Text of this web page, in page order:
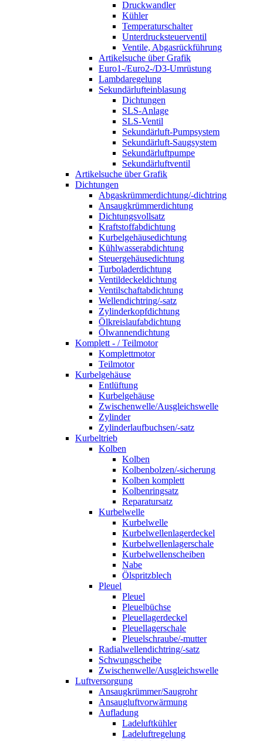
Druckwandler
Kühler
Temperaturschalter
Unterdrucksteuerventil
Ventile, Abgasrückführung
Artikelsuche über Grafik
Euro1-/Euro2-/D3-Umrüstung
Lambdaregelung
Sekundärlufteinblasung
Dichtungen
SLS-Anlage
SLS-Ventil
Sekundärluft-Pumpsystem
Sekundärluft-Saugsystem
Sekundärluftpumpe
Sekundärluftventil
Artikelsuche über Grafik
Dichtungen
Abgaskrümmerdichtung/-dichtring
Ansaugkrümmerdichtung
Dichtungsvollsatz
Kraftstoffabdichtung
Kurbelgehäusedichtung
Kühlwasserabdichtung
Steuergehäusedichtung
Turboladerdichtung
Ventildeckeldichtung
Ventilschaftabdichtung
Wellendichtring/-satz
Zylinderkopfdichtung
Ölkreislaufabdichtung
Ölwannendichtung
Komplett - / Teilmotor
Komplettmotor
Teilmotor
Kurbelgehäuse
Entlüftung
Kurbelgehäuse
Zwischenwelle/Ausgleichswelle
Zylinder
Zylinderlaufbuchsen/-satz
Kurbeltrieb
Kolben
Kolben
Kolbenbolzen/-sicherung
Kolben komplett
Kolbenringsatz
Reparatursatz
Kurbelwelle
Kurbelwelle
Kurbelwellenlagerdeckel
Kurbelwellenlagerschale
Kurbelwellenscheiben
Nabe
Ölspritzblech
Pleuel
Pleuel
Pleuelbüchse
Pleuellagerdeckel
Pleuellagerschale
Pleuelschraube/-mutter
Radialwellendichtring/-satz
Schwungscheibe
Zwischenwelle/Ausgleichswelle
Luftversorgung
Ansaugkrümmer/Saugrohr
Ansaugluftvorwärmung
Aufladung
Ladeluftkühler
Ladeluftregelung